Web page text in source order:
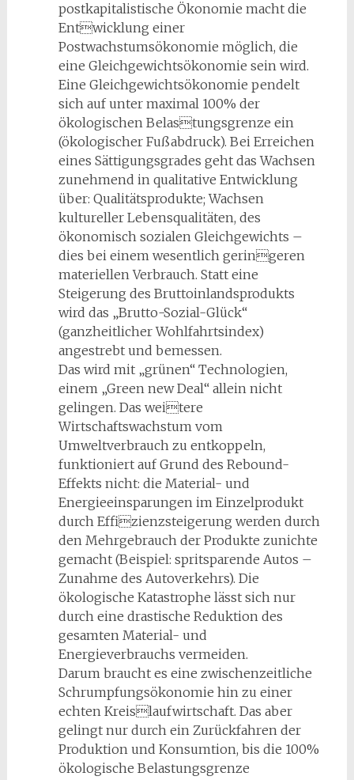
postkapitalistische Ökonomie macht die
Entwicklung einer
Postwachstumsökonomie möglich, die
eine Gleichgewichtsökonomie sein wird.
Eine Gleichgewichtsökonomie pendelt
sich auf unter maximal 100% der
ökologischen Belastungsgrenze ein
(ökologischer Fußabdruck). Bei Erreichen
eines Sättigungsgrades geht das Wachsen
zunehmend in qualitative Entwicklung
über: Qualitätsprodukte; Wachsen
kultureller Lebensqualitäten, des
ökonomisch sozialen Gleichgewichts –
dies bei einem wesentlich geringeren
materiellen Verbrauch. Statt eine
Steigerung des Bruttoinlandsprodukts
wird das „Brutto-Sozial-Glück“
(ganzheitlicher Wohlfahrtsindex)
angestrebt und bemessen.
Das wird mit „grünen“ Technologien,
einem „Green new Deal“ allein nicht
gelingen. Das weitere
Wirtschaftswachstum vom
Umweltverbrauch zu entkoppeln,
funktioniert auf Grund des Rebound-
Effekts nicht: die Material- und
Energieeinsparungen im Einzelprodukt
durch Effizienzsteigerung werden durch
den Mehrgebrauch der Produkte zunichte
gemacht (Beispiel: spritsparende Autos –
Zunahme des Autoverkehrs). Die
ökologische Katastrophe lässt sich nur
durch eine drastische Reduktion des
gesamten Material- und
Energieverbrauchs vermeiden.
Darum braucht es eine zwischenzeitliche
Schrumpfungsökonomie hin zu einer
echten Kreislaufwirtschaft. Das aber
gelingt nur durch ein Zurückfahren der
Produktion und Konsumtion, bis die 100%
ökologische Belastungsgrenze